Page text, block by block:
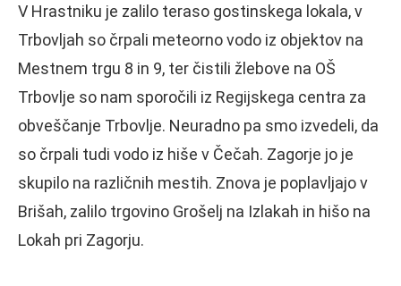
V Hrastniku je zalilo teraso gostinskega lokala, v
Trbovljah so črpali meteorno vodo iz objektov na
Mestnem trgu 8 in 9, ter čistili žlebove na OŠ
Trbovlje so nam sporočili iz Regijskega centra za
obveščanje Trbovlje. Neuradno pa smo izvedeli, da
so črpali tudi vodo iz hiše v Čečah. Zagorje jo je
skupilo na različnih mestih. Znova je poplavljajo v
Brišah, zalilo trgovino Grošelj na Izlakah in hišo na
Lokah pri Zagorju.